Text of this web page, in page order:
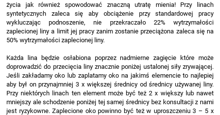
życia jak również spowodować znaczną utratę mienia! Przy linach
syntetycznych zaleca się aby obciążenie przy standardowej pracy
wykluczając podnoszenie, nie przekraczało 22% wytrzymałości
zaplecionej liny a limit jej pracy zanim zostanie przeciążona zaleca się na
50% wytrzymałości zaplecionej liny.
Każda lina będzie osłabiona poprzez nadmierne zagięcie które może
doprowadzić do przecięcia liny znacznie poniżej ustalonej siły zrywającej.
Jeśli zakładamy oko lub zaplatamy oko na jakimś elemencie to najlepiej
aby był on przynajmniej 3 x większej średnicy od średnicy używanej liny.
Przy niektórych linach ten element może być też 2 x większy lub nawet
mniejszy ale schodzenie poniżej tej samej średnicy bez konsultacji z nami
jest ryzykowne. Zaplecione oko powinno być też w uproszczeniu 3 – 5 x